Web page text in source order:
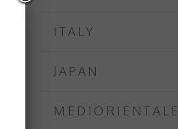
ITALY
JAPAN
MEDIORIENTALE